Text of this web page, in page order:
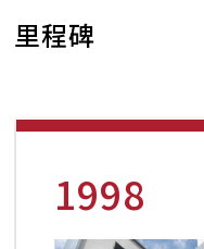
里程碑
1998